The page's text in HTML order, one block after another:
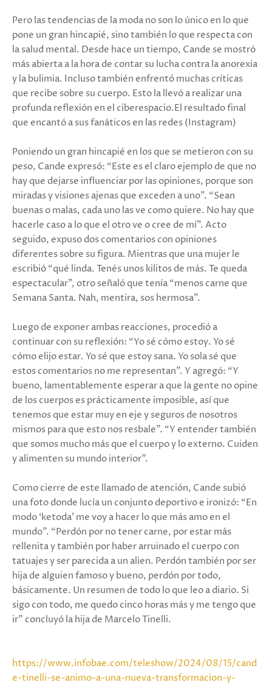
Pero las tendencias de la moda no son lo único en lo que
pone un gran hincapié, sino también lo que respecta con
la salud mental. Desde hace un tiempo, Cande se mostró
más abierta a la hora de contar su lucha contra la anorexia
y la bulimia. Incluso también enfrentó muchas críticas
que recibe sobre su cuerpo. Esto la llevó a realizar una
profunda reflexión en el ciberespacio.El resultado final
que encantó a sus fanáticos en las redes (Instagram)
Poniendo un gran hincapié en los que se metieron con su
peso, Cande expresó: “Este es el claro ejemplo de que no
hay que dejarse influenciar por las opiniones, porque son
miradas y visiones ajenas que exceden a uno”. “Sean
buenas o malas, cada uno las ve como quiere. No hay que
hacerle caso a lo que el otro ve o cree de mí”. Acto
seguido, expuso dos comentarios con opiniones
diferentes sobre su figura. Mientras que una mujer le
escribió “qué linda. Tenés unos kilitos de más. Te queda
espectacular”, otro señaló que tenía “menos carne que
Semana Santa. Nah, mentira, sos hermosa”.
Luego de exponer ambas reacciones, procedió a
continuar con su reflexión: “Yo sé cómo estoy. Yo sé
cómo elijo estar. Yo sé que estoy sana. Yo sola sé que
estos comentarios no me representan”. Y agregó: “Y
bueno, lamentablemente esperar a que la gente no opine
de los cuerpos es prácticamente imposible, así que
tenemos que estar muy en eje y seguros de nosotros
mismos para que esto nos resbale”. “Y entender también
que somos mucho más que el cuerpo y lo externo. Cuiden
y alimenten su mundo interior”.
Como cierre de este llamado de atención, Cande subió
una foto donde lucía un conjunto deportivo e ironizó: “En
modo ‘ketoda’ me voy a hacer lo que más amo en el
mundo”. “Perdón por no tener carne, por estar más
rellenita y también por haber arruinado el cuerpo con
tatuajes y ser parecida a un alien. Perdón también por ser
hija de alguien famoso y bueno, perdón por todo,
básicamente. Un resumen de todo lo que leo a diario. Si
sigo con todo, me quedo cinco horas más y me tengo que
ir” concluyó la hija de Marcelo Tinelli.
https://www.infobae.com/teleshow/2024/08/15/cand
e-tinelli-se-animo-a-una-nueva-transformacion-y-